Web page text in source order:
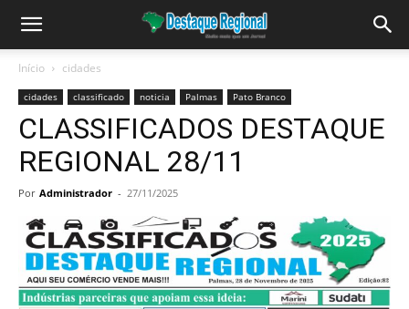
Início cidades
cidades classificado noticia Palmas Pato Branco
CLASSIFICADOS DESTAQUE
REGIONAL 28/11
Por Administrador - 27/11/2025